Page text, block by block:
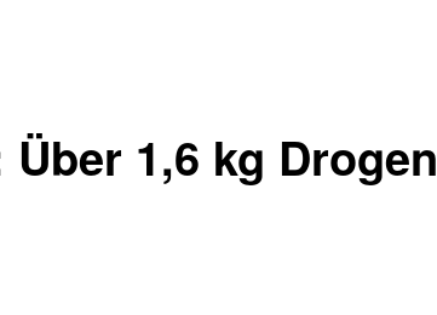
1,6 kg Drogen